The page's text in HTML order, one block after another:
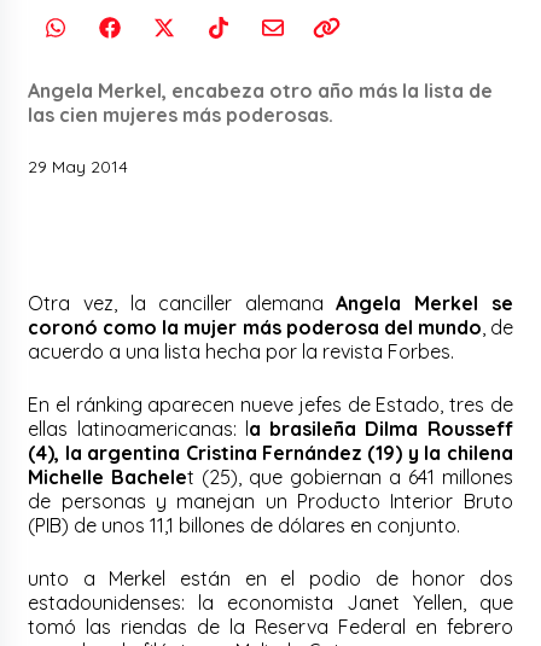
Angela Merkel, encabeza otro año más la lista de
las cien mujeres más poderosas.
29 May 2014
Otra vez, la canciller alemanaAngela Merkel se
coronó como la mujer más poderosa del mundo, de
acuerdo a una lista hecha por la revista Forbes.
En el ránking aparecen nueve jefes de Estado, tres de
ellas latinoamericanas: la brasileña Dilma Rousseff
(4), la argentina Cristina Fernández (19) y la chilena
Michelle Bachelet (25), que gobiernan a 641 millones
de personas y manejan un Producto Interior Bruto
(PIB) de unos 11,1 billones de dólares en conjunto.
unto a Merkel están en el podio de honor dos
estadounidenses: la economista Janet Yellen, que
tomó las riendas de la Reserva Federal en febrero